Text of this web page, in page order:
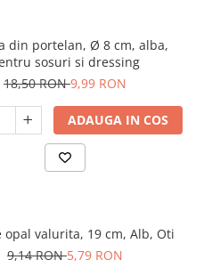
din portelan, Ø 8 cm, alba,
sosuri si dressing
18,50 RON9,99 RON
ADAUGA IN COS
opal valurita, 19 cm, Alb, Oti
9,14 RON5,79 RON